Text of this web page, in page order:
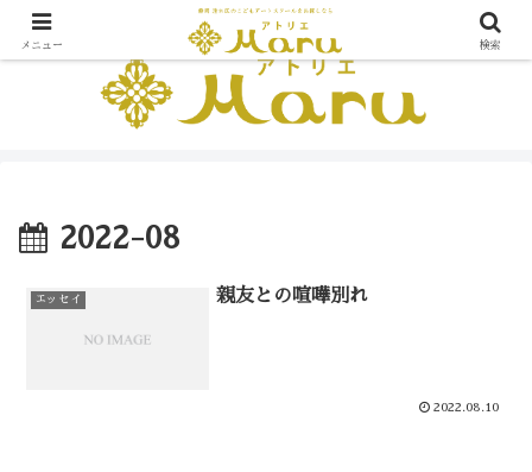
2022-08
エッセイ 親友との喧嘩別れ
2022.08.10
メニュー 検索